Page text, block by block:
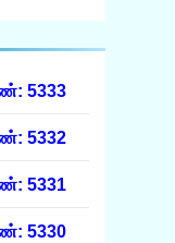
5333
5332
5331
5330